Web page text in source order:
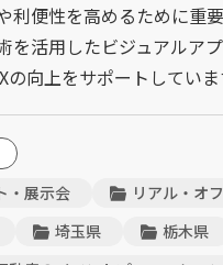
利便性を高めるために重
を活用したビジュアルアプ
向上をサポートしていま
・展示会
リアル・オ
埼玉県
栃木県